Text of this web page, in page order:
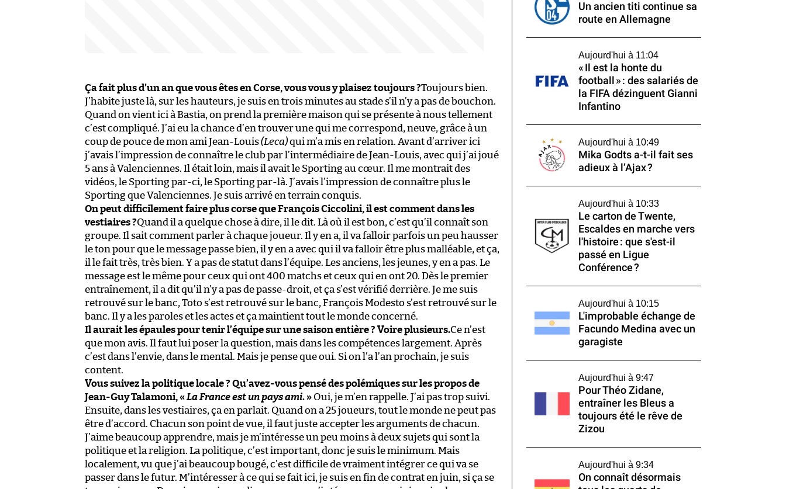
Ça fait plus d’un an que vous êtes en Corse, vous vous y plaisez toujours ?Toujours bien.
J’habite juste là, sur les hauteurs, je suis en trois minutes au stade s’il n’y a pas de bouchon.
Quand on vient ici à Bastia, on prend la première maison qui se présente à nous tellement
c’est compliqué. J’ai eu la chance d’en trouver une qui me correspond, neuve, grâce à un
coup de pouce de mon ami Jean-Louis(Leca)qui m’a mis en relation. Avant d’arriver ici
j’avais l’impression de connaître le club par l’intermédiaire de Jean-Louis, avec qui j’ai joué
5 ans à Valenciennes. Il était loin, mais il avait le Sporting au cœur. Il me montrait des
vidéos, le Sporting par-ci, le Sporting par-là. J’avais l’impression de connaître plus le
Sporting que Valenciennes. Je suis arrivé en terrain conquis.
On peut difficilement faire plus corse que François Ciccolini, il est comment dans les
vestiaires ?Quand il a quelque chose à dire, il le dit. Là où il est bon, c’est qu’il connaît son
groupe. Il sait comment parler à chaque joueur. Il y en a, il va falloir parfois un peu hausser
le ton pour que le message passe bien, il y en a avec qui il va falloir être plus malléable, et ça,
il le fait très, très bien. Y a pas de statut dans l’équipe. Les anciens, les jeunes, y en a pas. Le
message est le même pour ceux qui ont 400 matchs et ceux qui en ont 20. Dès le premier
entraînement, il a dit qu’il n’y a pas de passe-droit, et ça s’est vérifié derrière. Je me suis
retrouvé sur le banc, Toto s’est retrouvé sur le banc, François Modesto s’est retrouvé sur le
banc. Il y a les paroles et les actes et ça maintient tout le monde concerné.
Il aurait les épaules pour tenir l’équipe sur une saison entière ? Voire plusieurs.Ce n’est
que mon avis. Il faut lui poser la question, mais dans les compétences largement. Après
c’est dans l’envie, dans le mental. Mais je pense que oui. Si on l’a l’an prochain, je suis
content.
Vous suivez la politique locale ? Qu’avez-vous pensé des polémiques sur les propos de
Jean-Guy Talamoni, «La France est un pays ami. » Oui, je m’en rappelle. J’ai pas trop suivi.
Ensuite, dans les vestiaires, ça en parlait. Quand on a 25 joueurs, tout le monde ne peut pas
être d’accord. Chacun son point de vue, il faut juste accepter les arguments de chacun.
J’aime beaucoup apprendre, mais je m’intéresse un peu moins à deux sujets qui sont la
politique et la religion. La politique, c’est important, donc je suis le minimum. Mais
localement, vu que j’ai beaucoup bougé, c’est difficile de vraiment intégrer ce qui va se
passer dans le futur. M’intéresser à ce qui se fait ici, je suis en fin de contrat en juin, si ça se
Un ancien titi continue sa
route en Allemagne
Aujourd'hui à 11:04
« Il est la honte du
football » : des salariés de
la FIFA dézinguent Gianni
Infantino
Aujourd'hui à 10:49
Mika Godts a-t-il fait ses
adieux à l’Ajax ?
Aujourd'hui à 10:33
Le carton de Twente,
Escaldes en marche vers
l'histoire : que s'est-il
passé en Ligue
Conférence ?
Aujourd'hui à 10:15
L'improbable échange de
Facundo Medina avec un
garagiste
Aujourd'hui à 9:47
Pour Théo Zidane,
entraîner les Bleus a
toujours été le rêve de
Zizou
Aujourd'hui à 9:34
On connaît désormais